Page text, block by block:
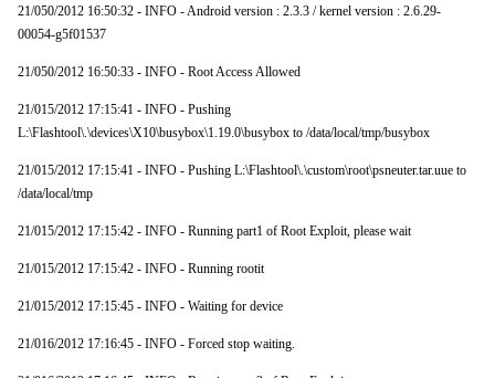
21/050/2012 16:50:32 - INFO - Android version : 2.3.3 / kernel version : 2.6.29-
00054-g5f01537
21/050/2012 16:50:33 - INFO - Root Access Allowed
21/015/2012 17:15:41 - INFO - Pushing
L:\Flashtool\.\devices\X10\busybox\1.19.0\busybox to /data/local/tmp/busybox
21/015/2012 17:15:41 - INFO - Pushing L:\Flashtool\.\custom\root\psneuter.tar.uue to
/data/local/tmp
21/015/2012 17:15:42 - INFO - Running part1 of Root Exploit, please wait
21/015/2012 17:15:42 - INFO - Running rootit
21/015/2012 17:15:45 - INFO - Waiting for device
21/016/2012 17:16:45 - INFO - Forced stop waiting.